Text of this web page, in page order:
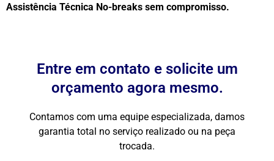
Assistência Técnica No-breaks sem compromisso.
Entre em contato e solicite um
orçamento agora mesmo.
Contamos com uma equipe especializada, damos
garantia total no serviço realizado ou na peça
trocada.